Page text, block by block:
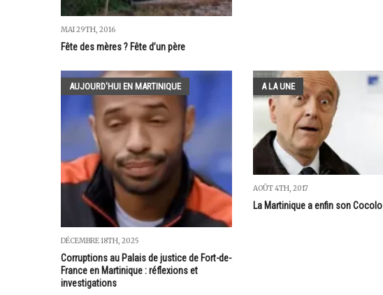
MAI 29TH, 2016
Fête des mères ? Fête d’un père
AUJOURD'HUI EN MARTINIQUE
DÉCEMBRE 18TH, 2025
Corruptions au Palais de justice de Fort-de-
France en Martinique : réflexions et
investigations
A LA UNE
AOÛT 4TH, 2017
La Martinique a enfin son Cocolo